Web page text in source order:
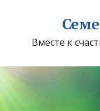
Вместе к